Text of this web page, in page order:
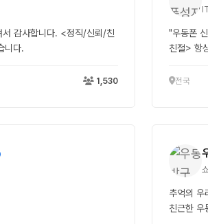
감사합니다. <정직/신뢰/친
니다.
1,530
"우동폰
친절> 항
전국
추억의 우
친근한 우